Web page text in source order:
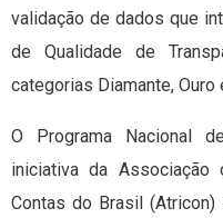
validação de dados que
de Qualidade de
categorias Diamante, Ouro
O Programa Nacional
iniciativa da
Contas do Brasil